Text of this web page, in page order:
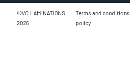
©VC LAMINATIONS
2026
Terms and conditions
policy